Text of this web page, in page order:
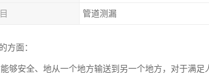
管道测漏
方面：
够安全、地从一个地方输送到另一个地方，对于满足